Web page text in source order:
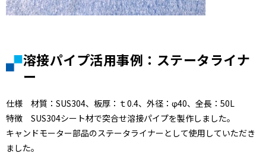
溶接パイプ活用事例：ステータライナ
ー
仕様 材質：SUS304、板厚：ｔ0.4、外径：φ40、全長：50L
特徴 SUS304シート材で突合せ溶接パイプを製作しました。
キャンドモーター部品のステータライナーとして使用していただき
ました。